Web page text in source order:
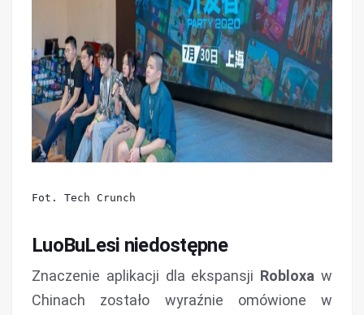
LuoBuLesi niedostępne
Znaczenie aplikacji dla ekspansji Robloxa w
Chinach zostało wyraźnie omówione w